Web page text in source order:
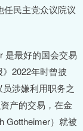
任民主党众议院议
最好的国会交易
2022年时曾披
涉嫌利用职务之
产的交易，在金
Gottheimer）就被